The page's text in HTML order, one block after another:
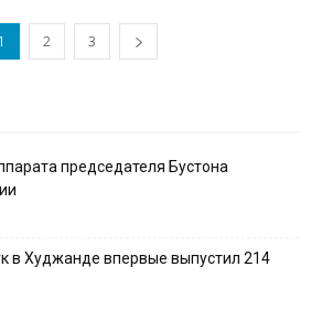
1 2 3
председателя Бустона
в Худжанде впервые выпустил 214